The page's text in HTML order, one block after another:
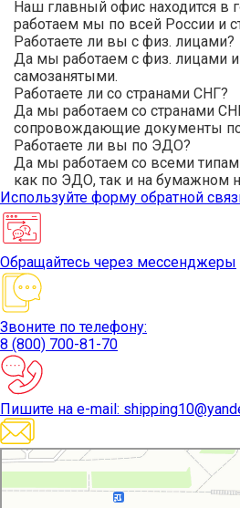
Наш главный офис находится в
работаем мы по всей России и
Работаете ли вы с физ. лицами?
Да мы работаем с физ. лицами
самозанятыми.
Работаете ли со странами СНГ?
Да мы работаем со странами
сопровождающие документы
Работаете ли вы по ЭДО?
Да мы работаем со всеми
как по ЭДО, так и на бумажном
Используйте форму обратной
Обращайтесь через мессенджеры
Звоните по телефону:
8 (800) 700-81-70
Пишите на e-mail: